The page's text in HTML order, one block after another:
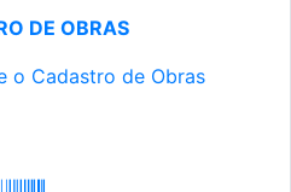
DE OBRAS
o Cadastro de Obras